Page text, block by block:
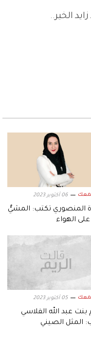
الخير..
06 أكتوبر 2023
لولوة المنصوري تكتب: المشيُّ
على الهواء
05 أكتوبر 2023
بنت عبد الله الفلاسي
المثل الصيني